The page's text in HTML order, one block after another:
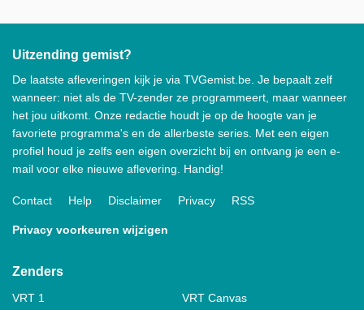
Uitzending gemist?
De laatste afleveringen kijk je via TVGemist.be. Je bepaalt zelf
wanneer: niet als de TV-zender ze programmeert, maar wanneer
het jou uitkomt. Onze redactie houdt je op de hoogte van je
favoriete programma's en de allerbeste series. Met een eigen
profiel houd je zelfs een eigen overzicht bij en ontvang je een e-
mail voor elke nieuwe aflevering. Handig!
Contact Help Disclaimer Privacy RSS
Privacy voorkeuren wijzigen
Zenders
VRT 1
VRT Canvas